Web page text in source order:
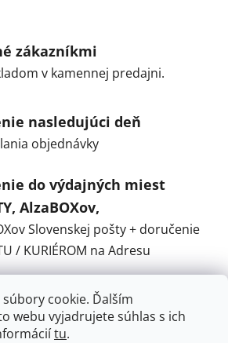
cookie. Ďalším
webu vyjadrujete súhlas s ich
tu.
zákazníkmi
v kamennej predajni.
nasledujúci deň
objednávky
do výdajných miest
AlzaBOXov,
Slovenskej pošty + doručenie
/ KURIÉROM na Adresu